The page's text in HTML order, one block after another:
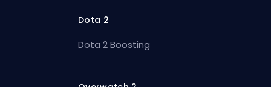
Dota 2
Dota 2 Boosting